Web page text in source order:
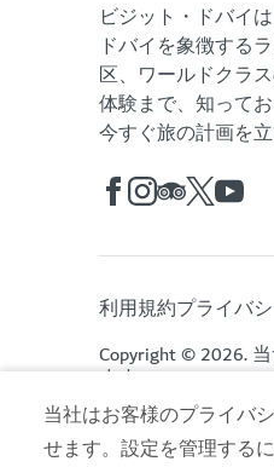
当社はお客様のプライバ
せます。設定を管理する
ビジット・ドバイ
ドバイを象徴する
区、ワールドクラ
体験まで、知って
今すぐ旅の計画を立
利用規約プライバ
Copyright © 2026.
ます。